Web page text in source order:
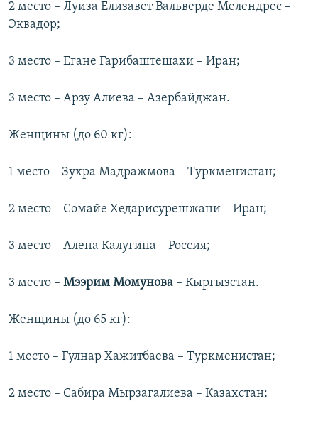
2 место – Луиза Елизавет Вальверде Мелендрес –
Эквадор;
3 место – Егане Гарибаштешахи – Иран;
3 место – Арзу Алиева – Азербайджан.
Женщины (до 60 кг):
1 место – Зухра Мадражмова – Туркменистан;
2 место – Сомайе Хедарисурешжани – Иран;
3 место – Алена Калугина – Россия;
3 место – Мээрим Момунова – Кыргызстан.
Женщины (до 65 кг):
1 место – Гулнар Хажитбаева – Туркменистан;
2 место – Сабира Мырзагалиева – Казахстан;